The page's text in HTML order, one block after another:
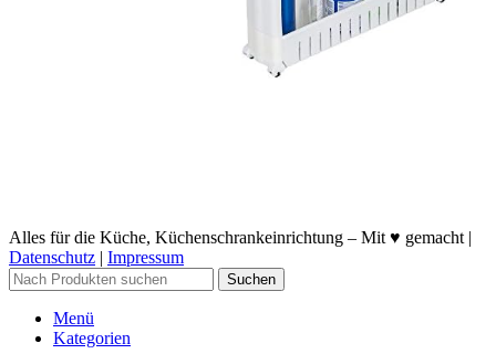
Alles für die Küche, Küchenschrankeinrichtung – Mit ♥ gemacht |
Datenschutz | Impressum
Suchen
Menü
Kategorien